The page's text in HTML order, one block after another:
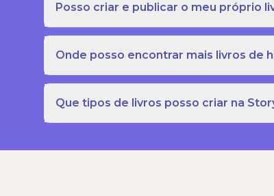
Posso criar e publicar o meu próprio
Onde posso encontrar mais livros de
Que tipos de livros posso criar na